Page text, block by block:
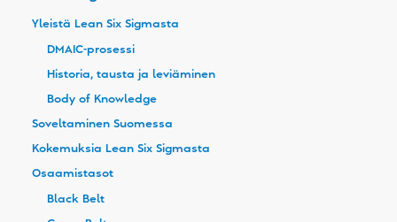
Yleistä Lean Six Sigmasta
DMAIC-prosessi
Historia, tausta ja leviäminen
Body of Knowledge
Soveltaminen Suomessa
Kokemuksia Lean Six Sigmasta
Osaamistasot
Black Belt